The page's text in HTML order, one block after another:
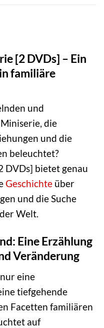
[2 DVDs] – Ein
familiäre
und
die
und die
beleuchtet?
DVDs] bietet genau
Geschichte über
und die Suche
Welt.
Eine Erzählung
Veränderung
eine
tiefgehende
Facetten familiären
auf